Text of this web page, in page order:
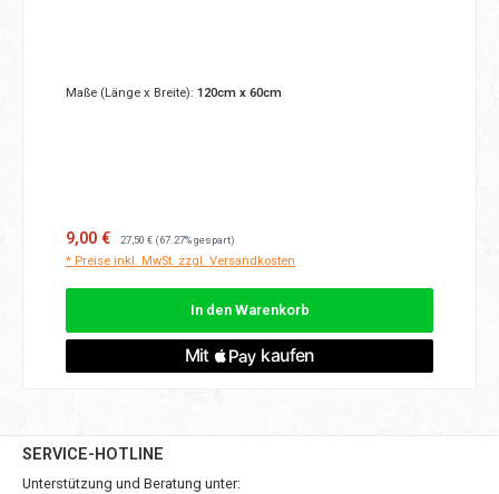
Maße (Länge x Breite): 120cm x 60cm
Verkaufspreis:
9,00 € Regulärer Preis:
27,50 € (67.27% gespart)
* Preise inkl. MwSt. zzgl. Versandkosten
In den Warenkorb
SERVICE-HOTLINE
Unterstützung und Beratung unter: